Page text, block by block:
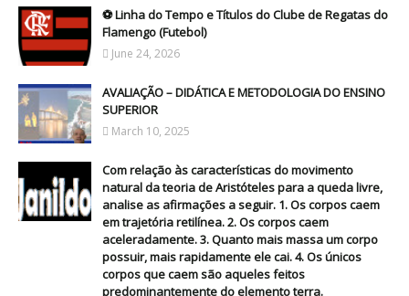
⚽ Linha do Tempo e Títulos do Clube de Regatas do
Flamengo (Futebol)
June 24, 2026
AVALIAÇÃO – DIDÁTICA E METODOLOGIA DO ENSINO
SUPERIOR
March 10, 2025
Com relação às características do movimento
natural da teoria de Aristóteles para a queda livre,
analise as afirmações a seguir. 1. Os corpos caem
em trajetória retilínea. 2. Os corpos caem
aceleradamente. 3. Quanto mais massa um corpo
possuir, mais rapidamente ele cai. 4. Os únicos
corpos que caem são aqueles feitos
predominantemente do elemento terra.